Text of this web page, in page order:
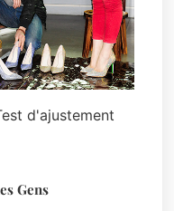
d'ajustement
Gens